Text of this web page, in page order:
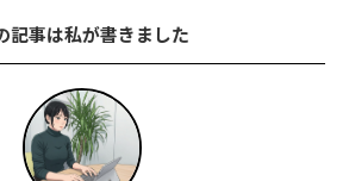
記事は私が書きました